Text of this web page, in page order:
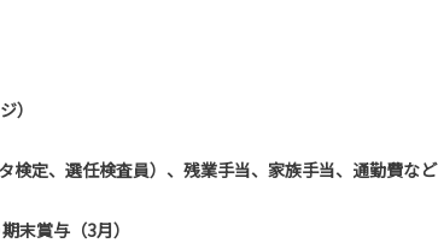
）
検定、選任検査員）、残業手当、家族手当、通勤費など
末賞与（3月）